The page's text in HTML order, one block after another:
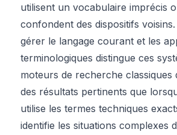
utilisent un vocabulaire imprécis
confondent des dispositifs
gérer le langage courant et les
terminologiques distingue ces
moteurs de recherche classiques
des résultats pertinents que
utilise les termes techniques
identifie les situations complexes